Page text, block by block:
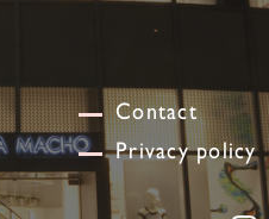
Contact
Privacy policy